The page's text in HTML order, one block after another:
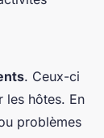
. Ceux-ci
les hôtes. En
problèmes